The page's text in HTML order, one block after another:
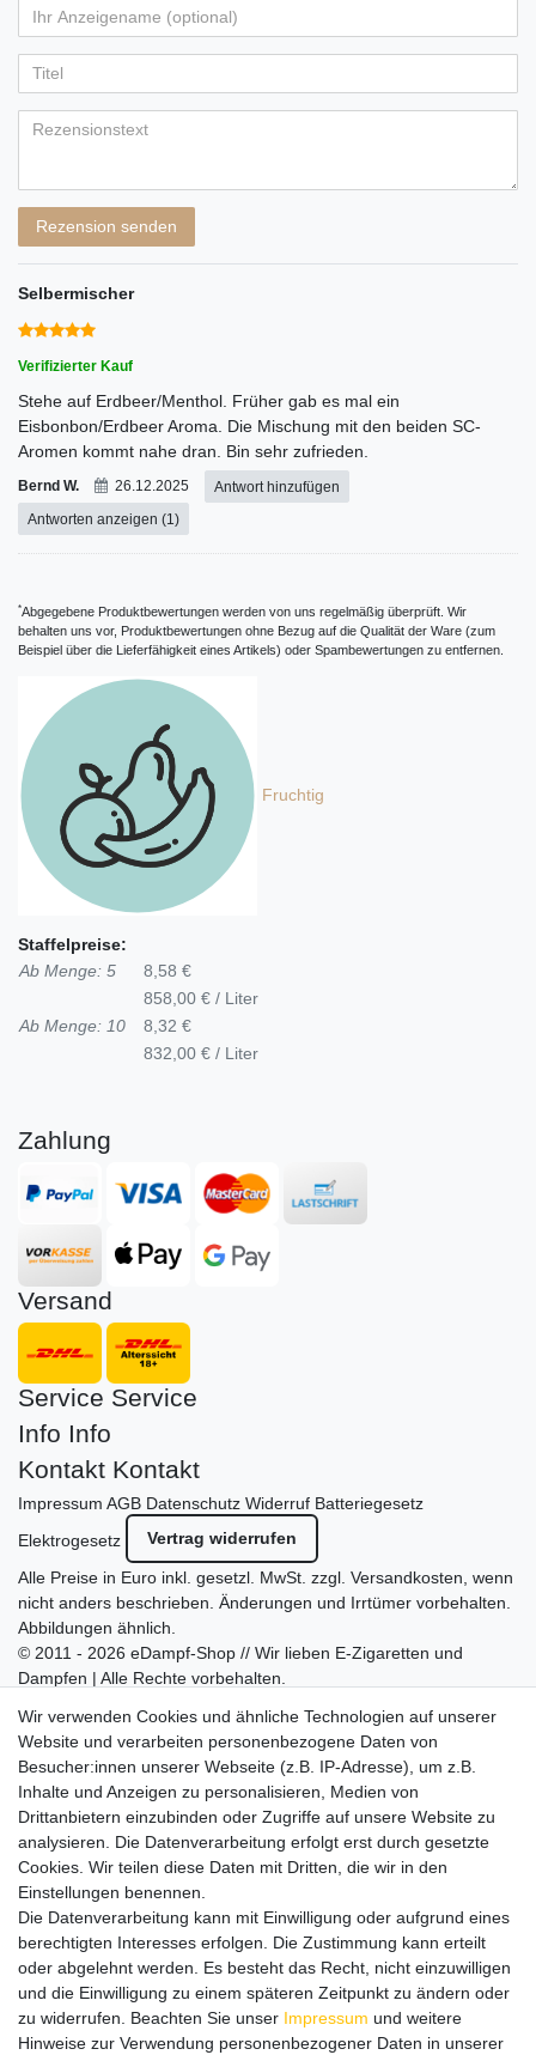
von
5
Bewertungssternen
von
5
Bewertungssternen
von
5
Bewertungssternen
von
5
Bewertungssternen
von
5
Bewertungssternen
Anzeigename
(optional)
Rezension senden
Selbermischer
Verifizierter Kauf
Stehe auf Erdbeer/Menthol. Früher gab es mal ein
Eisbonbon/Erdbeer Aroma. Die Mischung mit den beiden SC-
Aromen kommt nahe dran. Bin sehr zufrieden.
Bernd W. 26.12.2025
Antwort hinzufügen
Antworten anzeigen (1)
*Abgegebene Produktbewertungen werden von uns regelmäßig überprüft. Wir
behalten uns vor, Produktbewertungen ohne Bezug auf die Qualität der Ware (zum
Beispiel über die Lieferfähigkeit eines Artikels) oder Spambewertungen zu entfernen.
Fruchtig
Staffelpreise:
Ab Menge: 5
8,58 €
858,00 € / Liter
Ab Menge: 10
8,32 €
832,00 € / Liter
Zahlung
Versand
Service Service
Info Info
Kontakt Kontakt
Impressum AGB Datenschutz Widerruf Batteriegesetz
Elektrogesetz
Vertrag widerrufen
Alle Preise in Euro inkl. gesetzl. MwSt. zzgl. Versandkosten, wenn
nicht anders beschrieben. Änderungen und Irrtümer vorbehalten.
Abbildungen ähnlich.
© 2011 - 2026 eDampf-Shop // Wir lieben E-Zigaretten und
Dampfen | Alle Rechte vorbehalten.
mit vielen spannenden Artikeln.
Bitte entschuldigen Sie, wenn wir telefonisch wegen hoher
betrieblicher Auslastung nicht erreichbar sein sollten.
Schreiben Sie uns gerne eine E-Mail mit Ihrer Telefonnummer
und der Bitte um Rückruf.
Wir rufen Sie schnellstmöglich zurück.
Wir versenden in die folgenden Länder
Versandkostenfrei (DE) ab 69 €
Wir verwenden Cookies und ähnliche Technologien auf unserer
Website und verarbeiten personenbezogene Daten von
Besucher:innen unserer Webseite (z.B. IP-Adresse), um z.B.
Inhalte und Anzeigen zu personalisieren, Medien von
Drittanbietern einzubinden oder Zugriffe auf unsere Website zu
analysieren. Die Datenverarbeitung erfolgt erst durch gesetzte
Cookies. Wir teilen diese Daten mit Dritten, die wir in den
Einstellungen benennen.
Die Datenverarbeitung kann mit Einwilligung oder aufgrund eines
berechtigten Interesses erfolgen. Die Zustimmung kann erteilt
oder abgelehnt werden. Es besteht das Recht, nicht einzuwilligen
und die Einwilligung zu einem späteren Zeitpunkt zu ändern oder
zu widerrufen. Beachten Sie unser Impressum und weitere
Hinweise zur Verwendung personenbezogener Daten in unserer